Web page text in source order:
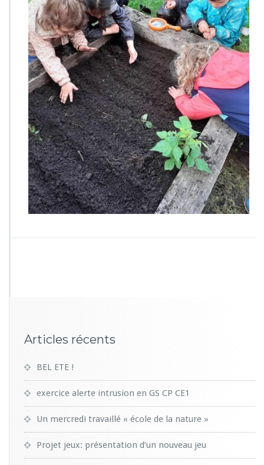
2
5
0
5
0
6
-
W
A
0
0
0
6
Articles récents
BEL ETE !
exercice alerte intrusion en GS CP CE1
Un mercredi travaillé « école de la nature »
Projet jeux: présentation d’un nouveau jeu